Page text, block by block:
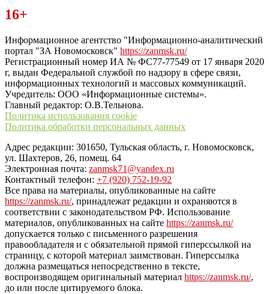
Читайте последние новости дня в Тульской области на сайте
“ЗаНовомосковск”
16+
Информационное агентство "Информационно-аналитический
портал "ЗА Новомосковск" https://zanmsk.ru/
Регистрационный номер ИА № ФС77-77549 от 17 января 2020
г, выдан Федеральной службой по надзору в сфере связи,
информационных технологий и массовых коммуникаций.
Учредитель: ООО «Информационные системы».
Главный редактор: О.В.Тельнова.
Политика использования cookie
Политика обработки персональных данных
Адрес редакции: 301650, Тульская область, г. Новомосковск,
ул. Шахтеров, 26, помещ. 64
Электронная почта: zanmsk71@yandex.ru
Контактный телефон: +7 (920) 752-19-92
Все права на материалы, опубликованные на сайте
https://zanmsk.ru/, принадлежат редакции и охраняются в
соответствии с законодательством РФ. Использование
материалов, опубликованных на сайте https://zanmsk.ru/
допускается только с письменного разрешения
правообладателя и с обязательной прямой гиперссылкой на
страницу, с которой материал заимствован. Гиперссылка
должна размещаться непосредственно в тексте,
воспроизводящем оригинальный материал https://zanmsk.ru/,
до или после цитируемого блока.